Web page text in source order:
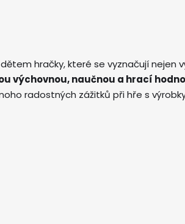
hračky, které se vyznačují nejen
výchovnou, naučnou a hrací
radostných zážitků při hře s